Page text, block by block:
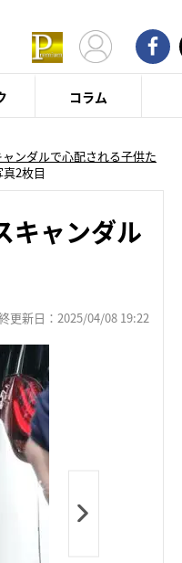
コラム
ンダルで心配される子供た
2枚目
キャンダル
更新日：2025/04/08 19:22